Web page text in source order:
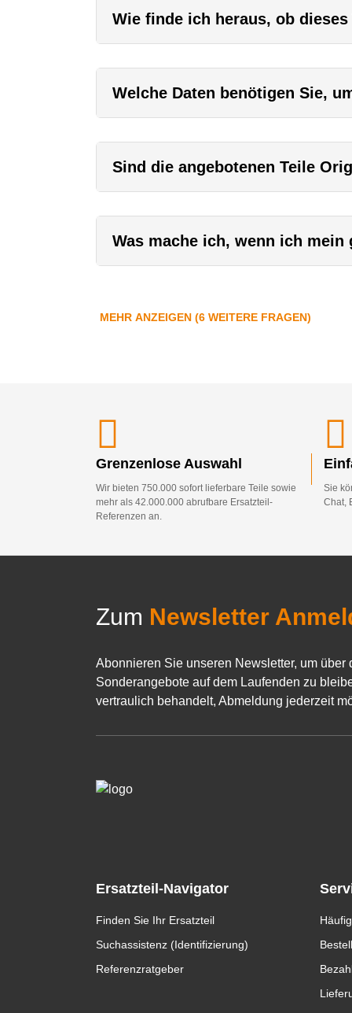
Wie finde ich heraus, ob
Welche Daten benötigen Sie,
Sind die angebotenen Teile
Was mache ich, wenn ich
MEHR ANZEIGEN (6 WEITERE FRAGEN)
Grenzenlose Auswahl
Wir bieten 750.000 sofort lieferbare Teile sowie
mehr als 42.000.000 abrufbare Ersatzteil-
Referenzen an.
Sie
Chat,
Zum Newsletter
Abonnieren Sie unseren Newsletter, um über
Sonderangebote auf dem Laufenden zu
vertraulich behandelt, Abmeldung jederzeit
Ersatzteil-Navigator
Finden Sie Ihr Ersatzteil
Suchassistenz (Identifizierung)
Referenzratgeber